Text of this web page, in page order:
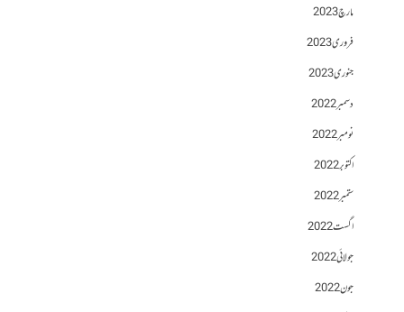
مارچ 2023
فروری 2023
جنوری 2023
دسمبر 2022
نومبر 2022
اکتوبر 2022
ستمبر 2022
اگست 2022
جولائی 2022
جون 2022